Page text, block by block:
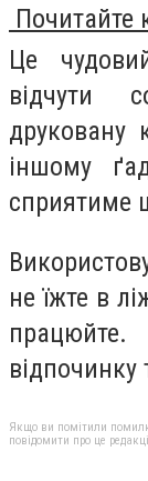
Почитайте
Це
відчути
друковану
іншому
сприятиме
не їжте в
відпочинку
Якщо ви помітили
повідомити про це